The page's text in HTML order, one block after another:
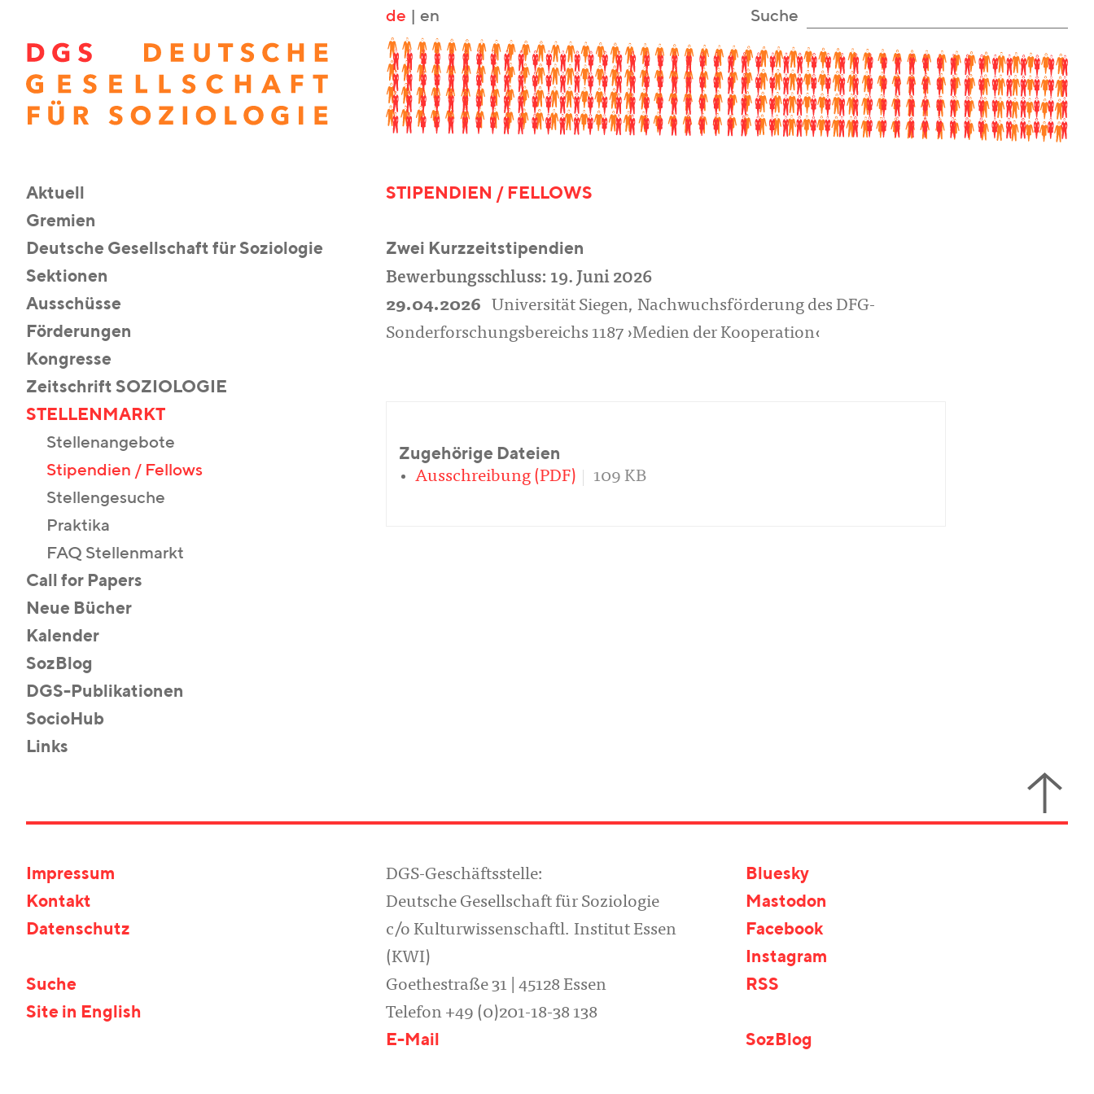
de en Suche
Aktuell
Gremien
Deutsche Gesellschaft für Soziologie
Sektionen
Ausschüsse
Förderungen
Kongresse
Zeitschrift SOZIOLOGIE
STELLENMARKT
Stellenangebote
Stipendien / Fellows
Stellengesuche
Praktika
FAQ Stellenmarkt
Call for Papers
Neue Bücher
Kalender
SozBlog
DGS-Publikationen
SocioHub
Links
STIPENDIEN / FELLOWS
Zwei Kurzzeitstipendien
Bewerbungsschluss: 19. Juni 2026
29.04.2026
Universität Siegen, Nachwuchsförderung des DFG-
Sonderforschungsbereichs 1187 ›Medien der Kooperation‹
Zugehörige Dateien
Ausschreibung (PDF)
109 KB
Impressum
Kontakt
Datenschutz
Suche
Site in English
DGS-Geschäftsstelle:
Deutsche Gesellschaft für Soziologie
c/o Kulturwissenschaftl. Institut Essen
(KWI)
Goethestraße 31 | 45128 Essen
Telefon +49 (0)201-18-38 138
E-Mail
Bluesky
Mastodon
Facebook
Instagram
RSS
SozBlog